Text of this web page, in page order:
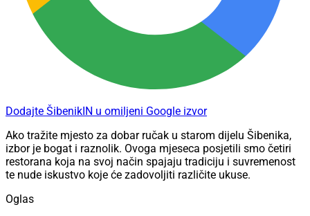
Dodajte ŠibenikIN u omiljeni Google izvor
Ako tražite mjesto za dobar ručak u starom dijelu Šibenika,
izbor je bogat i raznolik. Ovoga mjeseca posjetili smo četiri
restorana koja na svoj način spajaju tradiciju i suvremenost
te nude iskustvo koje će zadovoljiti različite ukuse.
Oglas